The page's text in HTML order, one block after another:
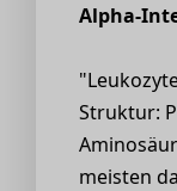
Alpha-
Struktur:
meisten